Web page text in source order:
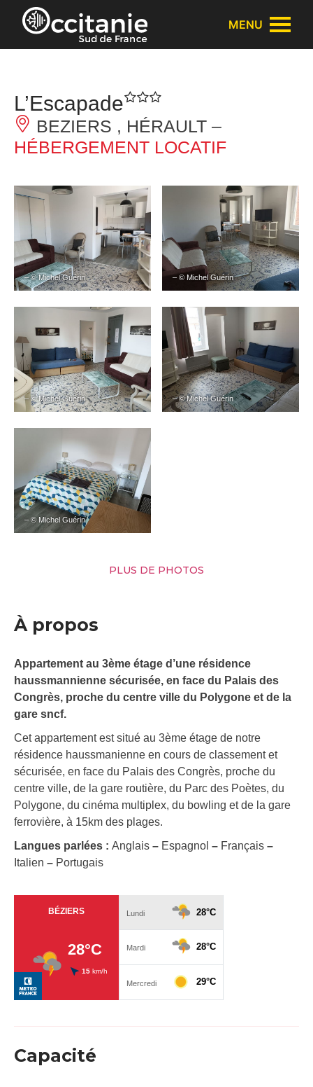
Panneau de gestion des cookies
MENU
L’Escapade
BEZIERS , HÉRAULT –
HÉBERGEMENT LOCATIF
– © Michel Guérin – © Michel Guérin
– © Michel Guérin – © Michel Guérin
– © Michel Guérin
PLUS DE PHOTOS
À propos
Appartement au 3ème étage d’une résidence
haussmannienne sécurisée, en face du Palais des
Congrès, proche du centre ville du Polygone et de la
gare sncf.
Cet appartement est situé au 3ème étage de notre
résidence haussmanienne en cours de classement et
sécurisée, en face du Palais des Congrès, proche du
centre ville, de la gare routière, du Parc des Poètes, du
Polygone, du cinéma multiplex, du bowling et de la gare
ferrovière, à 15km des plages.
Langues parlées : Anglais – Espagnol – Français –
Italien – Portugais
Capacité